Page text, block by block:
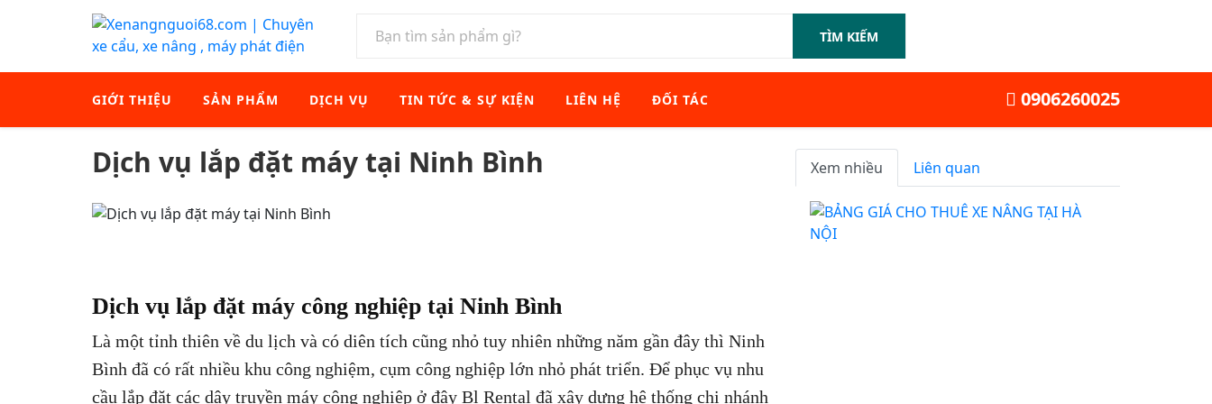
TÌM KIẾM
GIỚI THIỆU SẢN PHẨM DỊCH VỤ TIN TỨC & SỰ KIỆN LIÊN HỆ ĐỐI TÁC 0906260025
Dịch vụ lắp đặt máy tại Ninh Bình
Dịch vụ lắp đặt máy công nghiệp tại Ninh Bình
Là một tỉnh thiên về du lịch và có diên tích cũng nhỏ tuy nhiên những năm gần đây thì Ninh
Bình đã có rất nhiều khu công nghiệm, cụm công nghiệp lớn nhỏ phát triển. Để phục vụ nhu
cầu lắp đặt các dây truyền máy công nghiệp ở đây Bl Rental đã xây dựng hệ thống chi nhánh
Xem nhiều Liên quan